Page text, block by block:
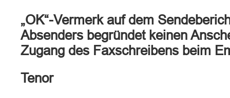
„OK“-Vermerk auf dem
Absenders begründet keinen
Zugang des Faxschreibens beim
Tenor